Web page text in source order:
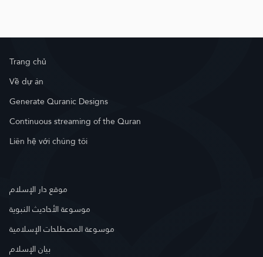
Trang chủ
Về dự án
Generate Quranic Designs
Continuous streaming of the Quran
Liên hệ với chúng tôi
موقع دار الإسلام
موسوعة الأحاديث النبوية
موسوعة المصطلحات الإسلامية
بيان الإسلام